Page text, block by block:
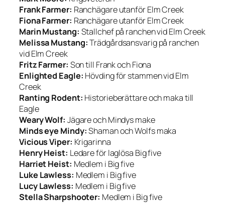
Frank Farmer: Ranchägare utanför Elm Creek
Fiona Farmer: Ranchägare utanför Elm Creek
Marin Mustang: Stallchef på ranchen vid Elm Creek
Melissa Mustang:Trädgårdsansvarig på ranchen
vid Elm Creek
Fritz Farmer: Son till Frank och Fiona
Enlighted Eagle: Hövding för stammen vid Elm
Creek
Ranting Rodent: Historieberättare och maka till
Eagle
Weary Wolf: Jägare och Mindys make
Minds eye Mindy:Shaman och Wolfs maka
Vicious Viper: Krigarinna
Henry Heist: Ledare för laglösa Big five
Harriet Heist: Medlem i Big five
Luke Lawless: Medlem i Big five
Lucy Lawless: Medlem i Big five
Stella Sharpshooter: Medlem i Big five